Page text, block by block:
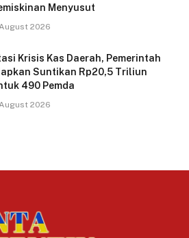
Menyusut
2026
Krisis Kas Daerah, Pemerintah
Suntikan Rp20,5 Triliun
490 Pemda
2026